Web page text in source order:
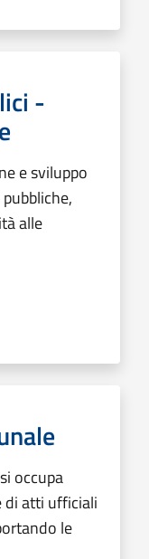
-
e sviluppo
alle
occupa
di atti ufficiali
le